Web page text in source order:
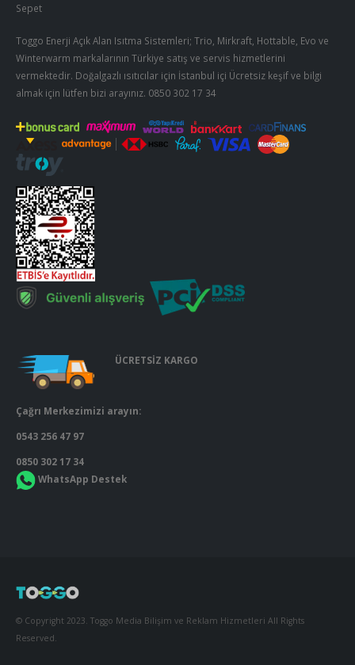
Sepet
Toggo Enerji Açık Alan Isıtma Sistemleri; Trio, Mirkraft, Hottable, Evo ve
Winterwarm markalarının Türkiye satış ve servis hizmetlerini
vermektedir. Doğalgazlı ısıtıcılar için İstanbul içi Ücretsiz keşif ve bilgi
almak için lütfen bizi arayınız. 0850 302 17 34
ÜCRETSİZ KARGO
Çağrı Merkezimizi arayın:
0543 256 47 97
0850 302 17 34
WhatsApp Destek
© Copyright 2023. Toggo Media Bilişim ve Reklam Hizmetleri All Rights
Reserved.